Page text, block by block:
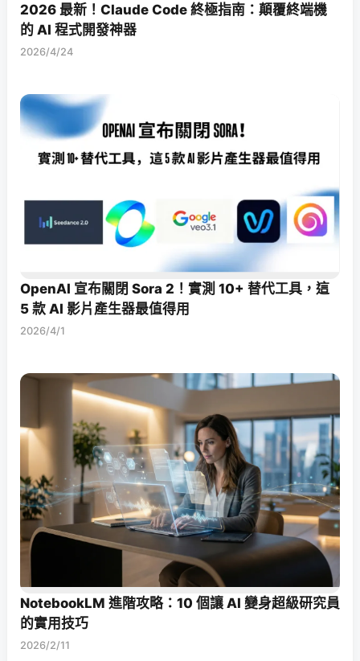
2026 最新！Claude Code 終極指南：顛覆終端機
的 AI 程式開發神器
2026/4/24
OpenAI 宣布關閉 Sora 2！實測 10+ 替代工具，這
5 款 AI 影片產生器最值得用
2026/4/1
NotebookLM 進階攻略：10 個讓 AI 變身超級研究員
的實用技巧
2026/2/11